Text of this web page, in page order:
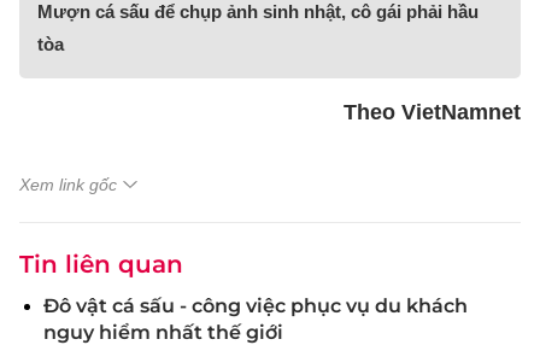
Mượn cá sấu để chụp ảnh sinh nhật, cô gái phải hầu
tòa
Theo VietNamnet
Xem link gốc
Tin liên quan
Đô vật cá sấu - công việc phục vụ du khách
nguy hiểm nhất thế giới